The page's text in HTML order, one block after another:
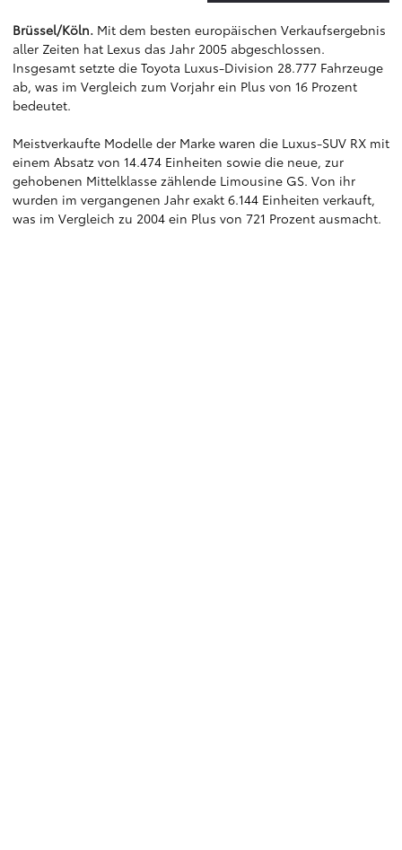
Brüssel/Köln. Mit dem besten europäischen Verkaufsergebnis
aller Zeiten hat Lexus das Jahr 2005 abgeschlossen.
Insgesamt setzte die Toyota Luxus-Division 28.777 Fahrzeuge
ab, was im Vergleich zum Vorjahr ein Plus von 16 Prozent
bedeutet.
Meistverkaufte Modelle der Marke waren die Luxus-SUV RX mit
einem Absatz von 14.474 Einheiten sowie die neue, zur
gehobenen Mittelklasse zählende Limousine GS. Von ihr
wurden im vergangenen Jahr exakt 6.144 Einheiten verkauft,
was im Vergleich zu 2004 ein Plus von 721 Prozent ausmacht.